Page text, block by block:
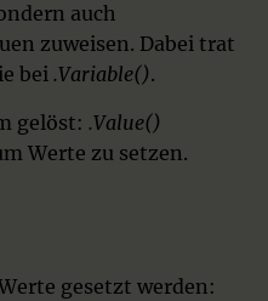
auch
zuweisen. Dabei trat
bei .Variable().
gelöst: .Value()
Werte zu setzen.
gesetzt werden: